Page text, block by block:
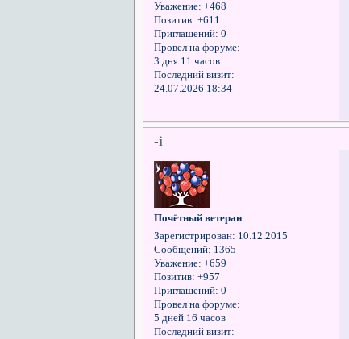
Уважение: +468
Позитив: +611
Приглашений: 0
Провел на форуме:
3 дня 11 часов
Последний визит:
24.07.2026 18:34
-i
Почётный ветеран
Зарегистрирован: 10.12.2015
Сообщений: 1365
Уважение: +659
Позитив: +957
Приглашений: 0
Провел на форуме:
5 дней 16 часов
Последний визит: